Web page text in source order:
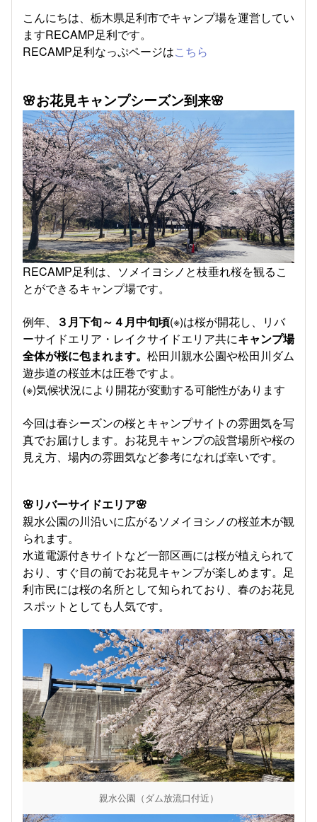
こんにちは、栃木県足利市でキャンプ場を運営してい
ますRECAMP足利です。
RECAMP足利なっぷページはこちら
🌸お花見キャンプシーズン到来🌸
RECAMP足利は、ソメイヨシノと枝垂れ桜を観るこ
とができるキャンプ場です。
例年、 ３月下旬～４月中旬頃(※)は桜が開花し、リバ
ーサイドエリア・レイクサイドエリア共にキャンプ場
全体が桜に包まれます。 松田川親水公園や松田川ダム
遊歩道の桜並木は圧巻ですよ。
(※)気候状況により開花が変動する可能性があります
今回は春シーズンの桜とキャンプサイトの雰囲気を写
真でお届けします。お花見キャンプの設営場所や桜の
見え方、場内の雰囲気など参考になれば幸いです。
🌸リバーサイドエリア🌸
親水公園の川沿いに広がるソメイヨシノの桜並木が観
られます。
水道電源付きサイトなど一部区画には桜が植えられて
おり、すぐ目の前でお花見キャンプが楽しめます。足
利市民には桜の名所として知られており、春のお花見
スポットとしても人気です。
親水公園（ダム放流口付近）